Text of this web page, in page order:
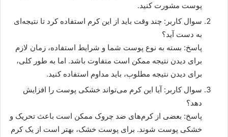
پوست مشورت کنید.
سوال کاربر: چند وقت باید از این کرم استفاده کرد تا نتیجه‌ای
به دست آید؟
پاسخ: بسته به نوع پوست شما و شرایط استفاده، زمان لازم
برای دیدن نتیجه ممکن است متفاوت باشد. اما به طور کلی،
برای دیدن نتیجه مطلوب، باید مداوم استفاده کنید.
سوال کاربر: آیا این کرم می‌تواند خشکی پوست را افزایش
دهد؟
پاسخ: بعضی از کرم‌های ضد چروک ممکن است باعث تحریک و
خشکی پوست شوند. برای پوست خشک، بهتر است از یک کرم